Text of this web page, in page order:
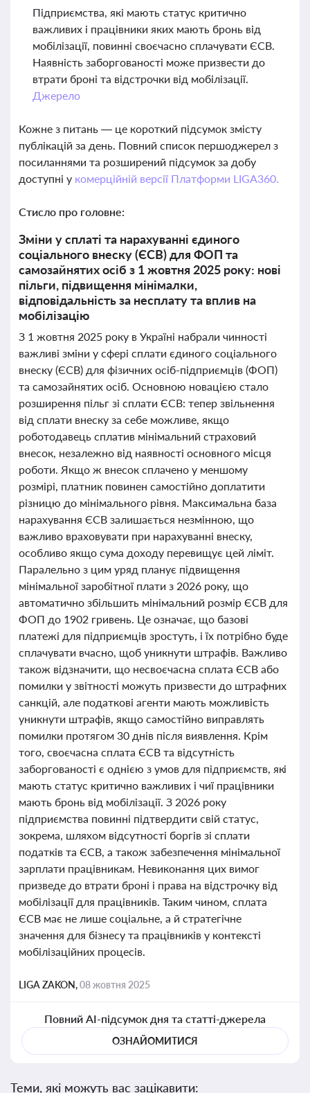
Підприємства, які мають статус критично
важливих і працівники яких мають бронь від
мобілізації, повинні своєчасно сплачувати ЄСВ.
Наявність заборгованості може призвести до
втрати броні та відстрочки від мобілізації.
Джерело
Кожне з питань — це короткий підсумок змісту
публікацій за день. Повний список першоджерел з
посиланнями та розширений підсумок за добу
доступні у комерційній версії Платформи LIGA360.
Стисло про головне:
Зміни у сплаті та нарахуванні єдиного
соціального внеску (ЄСВ) для ФОП та
самозайнятих осіб з 1 жовтня 2025 року: нові
пільги, підвищення мінімалки,
відповідальність за несплату та вплив на
мобілізацію
З 1 жовтня 2025 року в Україні набрали чинності
важливі зміни у сфері сплати єдиного соціального
внеску (ЄСВ) для фізичних осіб-підприємців (ФОП)
та самозайнятих осіб. Основною новацією стало
розширення пільг зі сплати ЄСВ: тепер звільнення
від сплати внеску за себе можливе, якщо
роботодавець сплатив мінімальний страховий
внесок, незалежно від наявності основного місця
роботи. Якщо ж внесок сплачено у меншому
розмірі, платник повинен самостійно доплатити
різницю до мінімального рівня. Максимальна база
нарахування ЄСВ залишається незмінною, що
важливо враховувати при нарахуванні внеску,
особливо якщо сума доходу перевищує цей ліміт.
Паралельно з цим уряд планує підвищення
мінімальної заробітної плати з 2026 року, що
автоматично збільшить мінімальний розмір ЄСВ для
ФОП до 1902 гривень. Це означає, що базові
платежі для підприємців зростуть, і їх потрібно буде
сплачувати вчасно, щоб уникнути штрафів. Важливо
також відзначити, що несвоєчасна сплата ЄСВ або
помилки у звітності можуть призвести до штрафних
санкцій, але податкові агенти мають можливість
уникнути штрафів, якщо самостійно виправлять
помилки протягом 30 днів після виявлення. Крім
того, своєчасна сплата ЄСВ та відсутність
заборгованості є однією з умов для підприємств, які
мають статус критично важливих і чиї працівники
мають бронь від мобілізації. З 2026 року
підприємства повинні підтвердити свій статус,
зокрема, шляхом відсутності боргів зі сплати
податків та ЄСВ, а також забезпечення мінімальної
зарплати працівникам. Невиконання цих вимог
призведе до втрати броні і права на відстрочку від
мобілізації для працівників. Таким чином, сплата
ЄСВ має не лише соціальне, а й стратегічне
значення для бізнесу та працівників у контексті
мобілізаційних процесів.
LIGA ZAKON,08 жовтня 2025
Повний AI-підсумок дня та статті-джерела
ОЗНАЙОМИТИСЯ
Теми, які можуть вас зацікавити: